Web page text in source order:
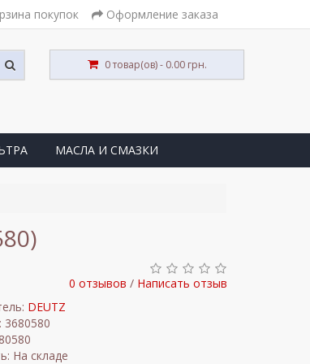
покупок Оформление заказа
0 товар(ов) - 0.00 грн.
МАСЛА И СМАЗКИ
0 отзывов / Написать отзыв
DEUTZ
3680580
На складе